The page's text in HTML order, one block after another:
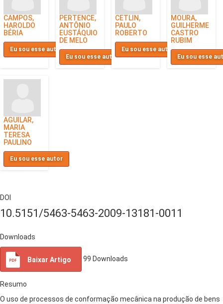
CAMPOS,
HAROLDO
BÉRIA
Eu sou esse autor
PERTENCE,
ANTÔNIO
EUSTÁQUIO
DE MELO
Eu sou esse autor
CETLIN,
PAULO
ROBERTO
Eu sou esse autor
MOURA,
GUILHERME
CASTRO
RUBIM
Eu sou esse
AGUILAR,
MARIA
TERESA
PAULINO
Eu sou esse autor
DOI
10.5151/5463-5463-2009-13181-0011
Downloads
Baixar Artigo 99 Downloads
Resumo
O uso de processos de conformação mecânica na produção de bens